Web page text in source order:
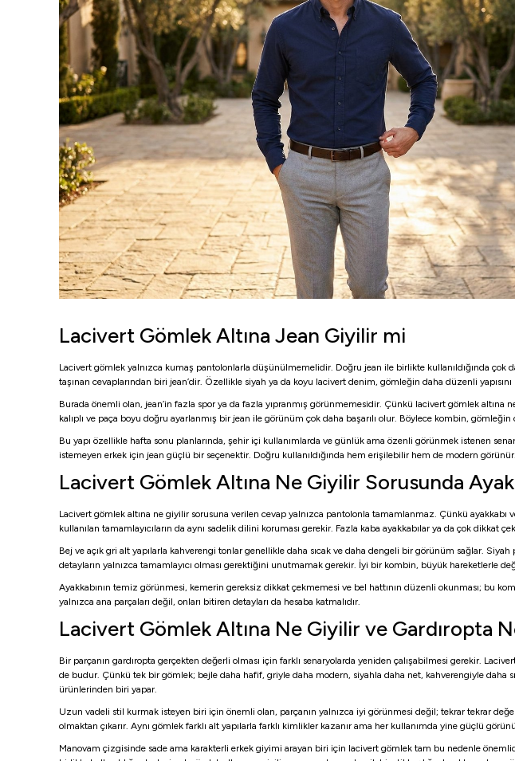
Lacivert Gömlek Altına Jean Giyilir mi
Lacivert gömlek yalnızca kumaş pantolonlarla düşünülmemelidir. Doğru jean ile birlikte kullanıldığında
taşınan cevaplarından biri jean’dir. Özellikle siyah ya da koyu lacivert denim, gömleğin daha düzenli
Burada önemli olan, jean’in fazla spor ya da fazla yıpranmış görünmemesidir. Çünkü lacivert gömlek
kalıplı ve paça boyu doğru ayarlanmış bir jean ile görünüm çok daha başarılı olur. Böylece kombin,
Bu yapı özellikle hafta sonu planlarında, şehir içi kullanımlarda ve günlük ama özenli görünmek istenen
istemeyen erkek için jean güçlü bir seçenektir. Doğru kullanıldığında hem erişilebilir hem de modern görünür.
Lacivert Gömlek Altına Ne Giyilir Sorusunda
Lacivert gömlek altına ne giyilir sorusuna verilen cevap yalnızca pantolonla tamamlanmaz. Çünkü
kullanılan tamamlayıcıların da aynı sadelik dilini koruması gerekir. Fazla kaba ayakkabılar ya da çok dikkat
Bej ve açık gri alt yapılarla kahverengi tonlar genellikle daha sıcak ve daha dengeli bir görünüm sağlar.
detayların yalnızca tamamlayıcı olması gerektiğini unutmamak gerekir. İyi bir kombin, büyük hareketlerle
Ayakkabının temiz görünmesi, kemerin gereksiz dikkat çekmemesi ve bel hattının düzenli okunması; bu
yalnızca ana parçaları değil, onları bitiren detayları da hesaba katmalıdır.
Lacivert Gömlek Altına Ne Giyilir ve Gardıropta
Bir parçanın gardıropta gerçekten değerli olması için farklı senaryolarda yeniden çalışabilmesi gerekir.
de budur. Çünkü tek bir gömlek; bejle daha hafif, griyle daha modern, siyahla daha net, kahverengiyle daha
ürünlerinden biri yapar.
Uzun vadeli stil kurmak isteyen biri için önemli olan, parçanın yalnızca iyi görünmesi değil; tekrar tekrar
olmaktan çıkarır. Aynı gömlek farklı alt yapılarla farklı kimlikler kazanır ama her kullanımda yine güçlü
Manovam çizgisinde sade ama karakterli erkek giyimi arayan biri için lacivert gömlek tam bu nedenle